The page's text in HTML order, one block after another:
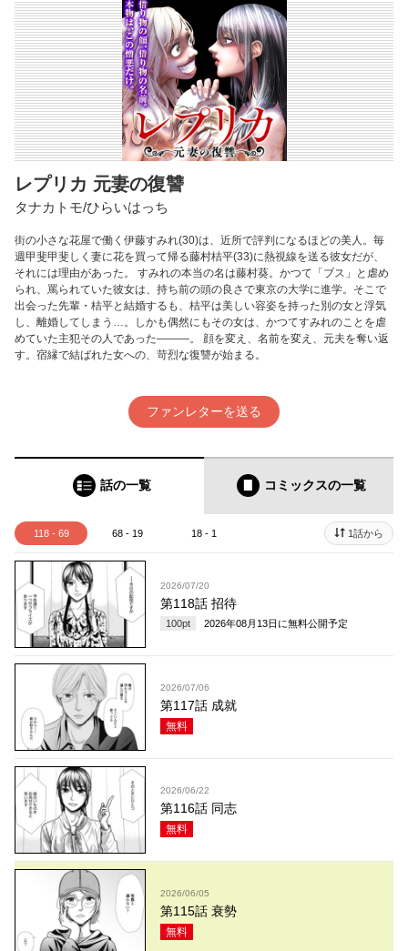
レプリカ 元妻の復讐
タナカトモ/ひらいはっち
街の小さな花屋で働く伊藤すみれ(30)は、近所で評判になるほどの美人。毎
週甲斐甲斐しく妻に花を買って帰る藤村桔平(33)に熱視線を送る彼女だが、
それには理由があった。 すみれの本当の名は藤村葵。かつて「ブス」と虐め
られ、罵られていた彼女は、持ち前の頭の良さで東京の大学に進学。そこで
出会った先輩・桔平と結婚するも、桔平は美しい容姿を持った別の女と浮気
し、離婚してしまう…。しかも偶然にもその女は、かつてすみれのことを虐
めていた主犯その人であった―――。 顔を変え、名前を変え、元夫を奪い返
す。宿縁で結ばれた女への、苛烈な復讐が始まる。
ファンレターを送る
話の一覧 コミックスの一覧
118 - 69 68 - 19 18 - 1 1話から
2026/07/20
第118話 招待
100pt 2026年08月13日 に無料公開予定
2026/07/06
第117話 成就
無料
2026/06/22
第116話 同志
無料
2026/06/05
第115話 衰勢
無料